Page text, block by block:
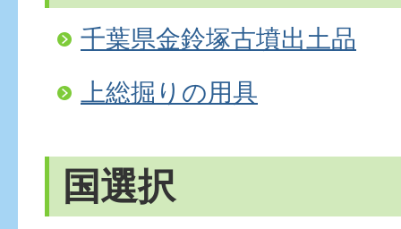
千葉県金鈴塚古墳出土品
上総掘りの用具
国選択